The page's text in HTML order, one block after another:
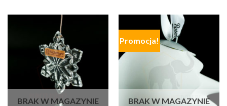
BRAK W MAGAZYNIE
Promocja!
BRAK W MAGAZYNIE